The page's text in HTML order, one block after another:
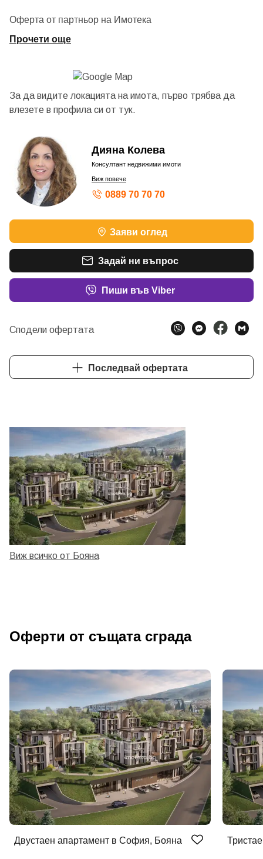
Добре дошъл!
Регистрация
Оферта от партньор на Имотека
Прочети още
За да видите локацията на имота, първо трябва да
влезете в профила си от тук.
Дияна Колева
Консултант недвижими имоти
Виж повече
0889 70 70 70
Заяви оглед
Задай ни въпрос
Пиши във Viber
Сподели офертата
Последвай офертата
Виж всичко от Бояна
Оферти от същата сграда
Двустаен апартамент в София, Бояна